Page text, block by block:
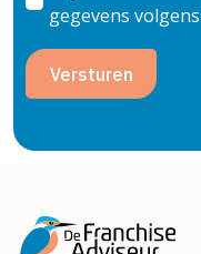
gegevens
Versturen